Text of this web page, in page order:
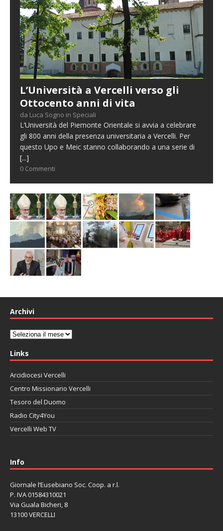
L’Università a Vercelli verso gli
Ottocento anni di vita
da Luca Sogno in Speciali
L’Università del Piemonte Orientale si avvia a celebrare
gli 800 anni della presenza universitaria a Vercelli. Per
questo Upo e Meic stanno collaborando a una serie di
[...]
0 Commenti
Archivi
Archivi
Links
Arcidiocesi Vercelli
Centro Missionario Vercelli
Tesoro del Duomo
Radio City4You
Vercelli Web TV
Info
Giornale l’Eusebiano Soc. Coop. a r.l.
P. IVA 01584310021
Via Guala Bicheri, 8
13100 VERCELLI